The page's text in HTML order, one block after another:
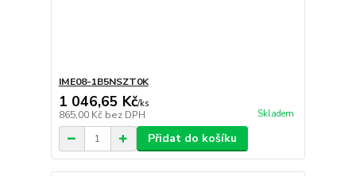
IME08-1B5NSZT0K
1 046,65 Kč/ks
865,00 Kč bez DPH Skladem
Přidat do košíku